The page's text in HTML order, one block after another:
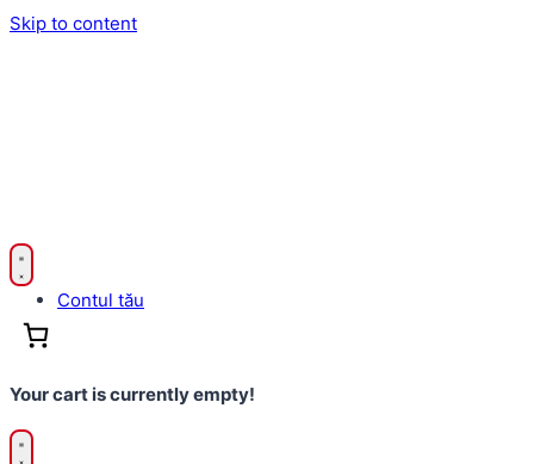
Skip to content
Contul tău
Your cart is currently empty!